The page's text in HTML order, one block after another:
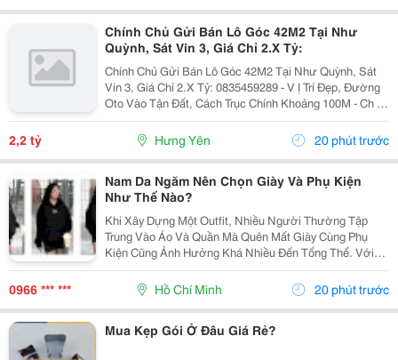
Chính Chủ Gửi Bán Lô Góc 42M2 Tại Như
Quỳnh, Sát Vin 3, Giá Chỉ 2.X Tỷ:
Chính Chủ Gửi Bán Lô Góc 42M2 Tại Như Quỳnh, Sát
Vin 3, Giá Chỉ 2.X Tỷ: 0835459289 - V Ị Trí Đẹp, Đường
Oto Vào Tận Đất, Cách Trục Chính Khoảng 100M - Ch Ỉ 1
Phút Di Chuyển Ra Vin 2,3 - Khoảng 300M Ra Đường
Quốc Lộ 5A - Di Chuyển 5P Ra Ngay...
2,2 tỷ Hưng Yên 20 phút trước
Nam Da Ngăm Nên Chọn Giày Và Phụ Kiện
Như Thế Nào?
Khi Xây Dựng Một Outfit, Nhiều Người Thường Tập
Trung Vào Áo Và Quần Mà Quên Mất Giày Cùng Phụ
Kiện Cũng Ảnh Hưởng Khá Nhiều Đến Tổng Thể. Với
Nam Da Ngăm, Lựa Chọn Đúng Những Chi Tiết Này Có
Thể Giúp Trang Phục Trông Cân Bằng, Chỉn Chu Và Thể
0966 *** *** Hồ Chí Minh 20 phút trước
Mua Kẹp Gói Ở Đâu Giá Rẻ?